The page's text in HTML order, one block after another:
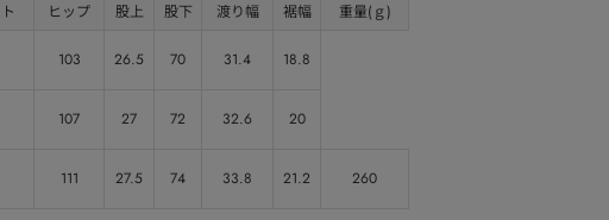
ヒップ 股上 股下 渡り幅 裾幅 重量(ｇ)
103 26.5 70 31.4 18.8
107 27 72 32.6 20
111 27.5 74 33.8 21.2 260